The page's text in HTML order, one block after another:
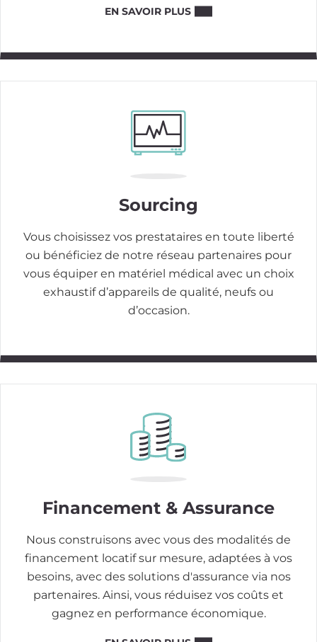
EN SAVOIR PLUS
Image
Sourcing
Vous choisissez vos prestataires en toute liberté
ou bénéficiez de notre réseau partenaires pour
vous équiper en matériel médical avec un choix
exhaustif d’appareils de qualité, neufs ou
d’occasion.
Image
Financement & Assurance
Nous construisons avec vous des modalités de
financement locatif sur mesure, adaptées à vos
besoins, avec des solutions d'assurance via nos
partenaires. Ainsi, vous réduisez vos coûts et
gagnez en performance économique.